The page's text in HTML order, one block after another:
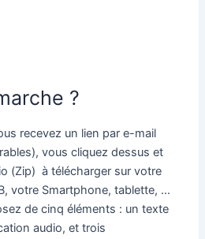
?
recevez un lien par e-mail
vous cliquez dessus et
(Zip) à télécharger sur votre
votre Smartphone, tablette, …
de cinq éléments : un texte
audio, et trois